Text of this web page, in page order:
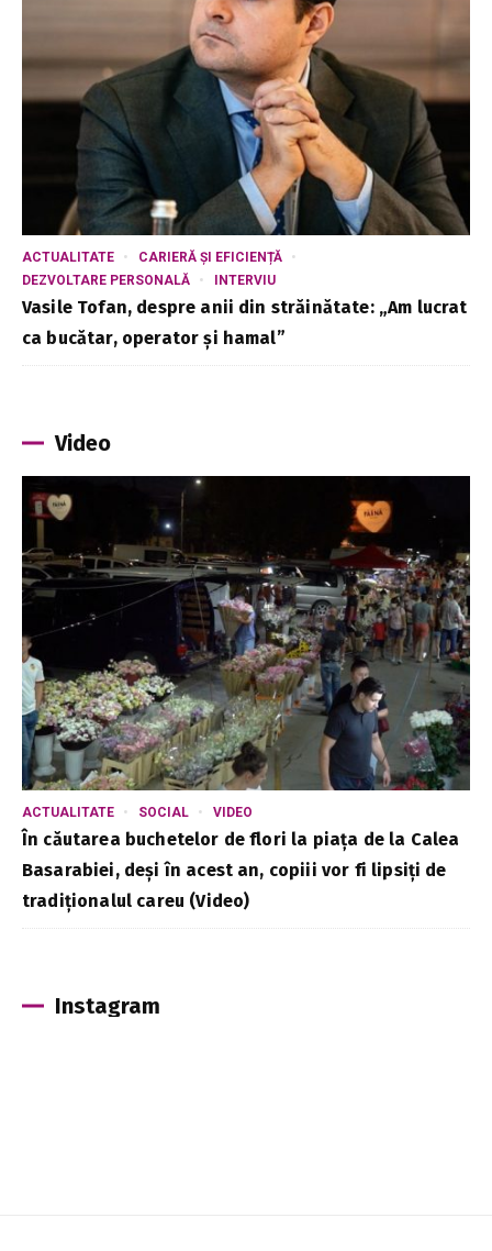
ACTUALITATE
CARIERĂ ȘI EFICIENȚĂ
DEZVOLTARE PERSONALĂ
INTERVIU
Vasile Tofan, despre anii din străinătate: „Am lucrat
ca bucătar, operator și hamal”
Video
ACTUALITATE SOCIAL VIDEO
În căutarea buchetelor de flori la piața de la Calea
Basarabiei, deși în acest an, copiii vor fi lipsiți de
tradiționalul careu (Video)
Instagram